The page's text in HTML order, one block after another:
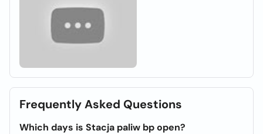
Frequently Asked Questions
Which days is Stacja paliw bp open?